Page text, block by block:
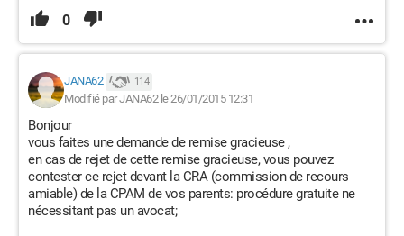
0
JANA62 114
Modifié par JANA62 le 26/01/2015 12:31
Bonjour
vous faites une demande de remise gracieuse ,
en cas de rejet de cette remise gracieuse, vous pouvez
contester ce rejet devant la CRA (commission de recours
amiable) de la CPAM de vos parents: procédure gratuite ne
nécessitant pas un avocat;